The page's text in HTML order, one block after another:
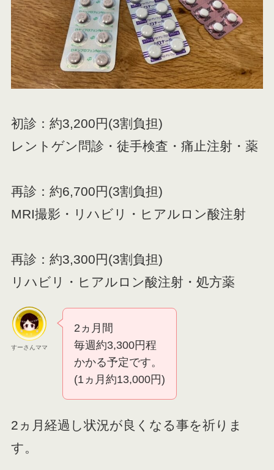
初診：約3,200円(3割負担)
レントゲン問診・徒手検査・痛止注射・薬
再診：約6,700円(3割負担)
MRI撮影・リハビリ・ヒアルロン酸注射
再診：約3,300円(3割負担)
リハビリ・ヒアルロン酸注射・処方薬
すーさんママ
2ヵ月間
毎週約3,300円程
かかる予定です。
(1ヵ月約13,000円)
2ヵ月経過し状況が良くなる事を祈りま
す。